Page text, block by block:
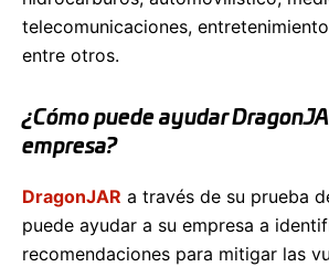
telecomunicaciones,
entre otros.
¿Cómo puede ayudar
empresa?
DragonJAR a través de su prueba
puede ayudar a su empresa a
recomendaciones para mitigar las